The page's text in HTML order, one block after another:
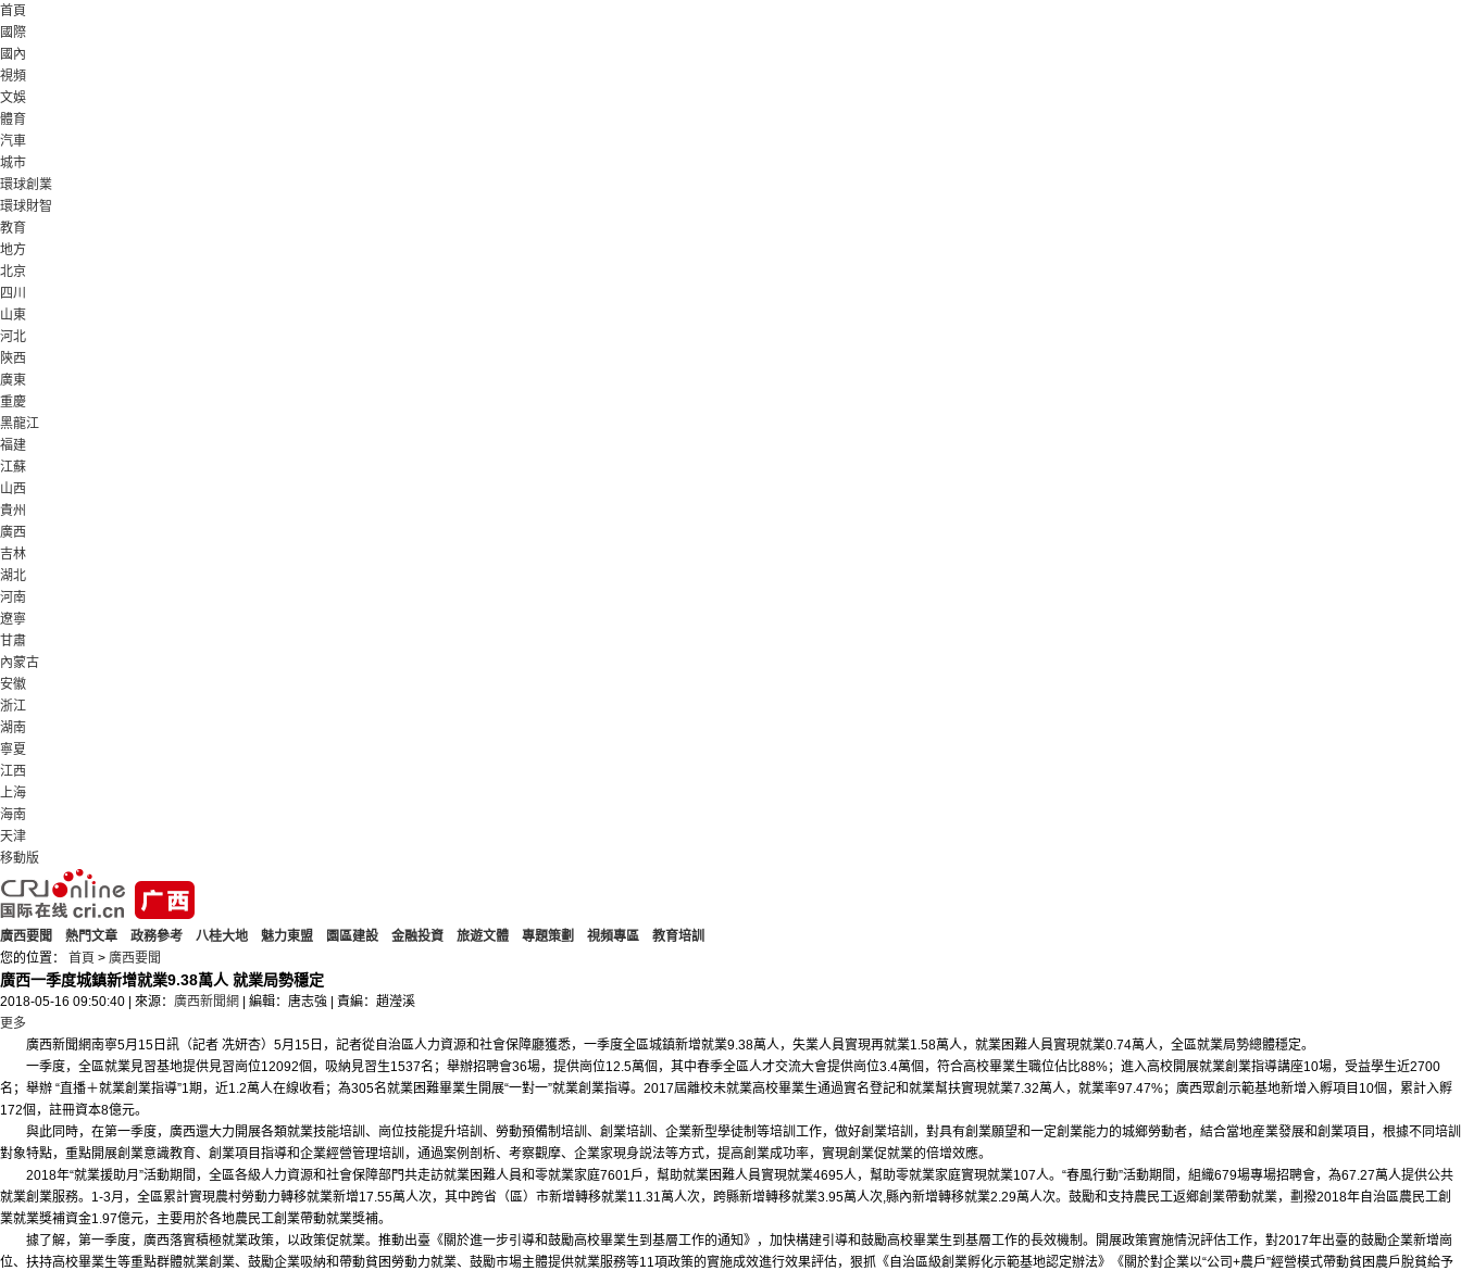
首頁
國際
國內
視頻
文娛
體育
汽車
城市
環球創業
環球財智
教育
地方
北京
四川
山東
河北
陝西
廣東
重慶
黑龍江
福建
江蘇
山西
貴州
廣西
吉林
湖北
河南
遼寧
甘肅
內蒙古
安徽
浙江
湖南
寧夏
江西
上海
海南
天津
移動版
廣西要聞 熱門文章 政務參考 八桂大地 魅力東盟 園區建設 金融投資 旅遊文體 專題策劃 視頻專區
教育培訓
您的位置：
首頁 > 廣西要聞
廣西一季度城鎮新增就業9.38萬人 就業局勢穩定
2018-05-16 09:50:40 來源： 廣西新聞網 編輯：唐志強
責編：趙瀅溪
更多
廣西新聞網南寧5月15日訊（記者 冼妍杏）5月15日，記者從自治區人力資源和社會保障廳獲悉，一季度全區城鎮新增就業9.38萬人，失業人員實現再就業1.58萬人，就業困難人員實現就業0.74萬人，全區就業局勢總體穩定。
一季度，全區就業見習基地提供見習崗位12092個，吸納見習生1537名；舉辦招聘會36場，提供崗位12.5萬個，其中春季全區人才交流大會提供崗位3.4萬個，符合高校畢業生職位佔比88%；進入高校開展就業創業指導講座10場，受益學生近2700
名；舉辦 “直播＋就業創業指導”1期，近1.2萬人在線收看；為305名就業困難畢業生開展“一對一”就業創業指導。2017屆離校未就業高校畢業生通過實名登記和就業幫扶實現就業7.32萬人，就業率97.47%；廣西眾創示範基地新增入孵項目10個，累計入孵
172個，註冊資本8億元。
與此同時，在第一季度，廣西還大力開展各類就業技能培訓、崗位技能提升培訓、勞動預備制培訓、創業培訓、企業新型學徒制等培訓工作，做好創業培訓，對具有創業願望和一定創業能力的城鄉勞動者，結合當地産業發展和創業項目，根據不同培訓
對象特點，重點開展創業意識教育、創業項目指導和企業經營管理培訓，通過案例剖析、考察觀摩、企業家現身説法等方式，提高創業成功率，實現創業促就業的倍增效應。
2018年“就業援助月”活動期間，全區各級人力資源和社會保障部門共走訪就業困難人員和零就業家庭7601戶，幫助就業困難人員實現就業4695人，幫助零就業家庭實現就業107人。“春風行動”活動期間，組織679場專場招聘會，為67.27萬人提供公共
就業創業服務。1-3月，全區累計實現農村勞動力轉移就業新增17.55萬人次，其中跨省（區）市新增轉移就業11.31萬人次，跨縣新增轉移就業3.95萬人次,縣內新增轉移就業2.29萬人次。鼓勵和支持農民工返鄉創業帶動就業，劃撥2018年自治區農民工創
業就業獎補資金1.97億元，主要用於各地農民工創業帶動就業獎補。
據了解，第一季度，廣西落實積極就業政策，以政策促就業。推動出臺《關於進一步引導和鼓勵高校畢業生到基層工作的通知》，加快構建引導和鼓勵高校畢業生到基層工作的長效機制。開展政策實施情況評估工作，對2017年出臺的鼓勵企業新增崗
位、扶持高校畢業生等重點群體就業創業、鼓勵企業吸納和帶動貧困勞動力就業、鼓勵市場主體提供就業服務等11項政策的實施成效進行效果評估，狠抓《自治區級創業孵化示範基地認定辦法》《關於對企業以“公司+農戶”經營模式帶動貧困農戶脫貧給予